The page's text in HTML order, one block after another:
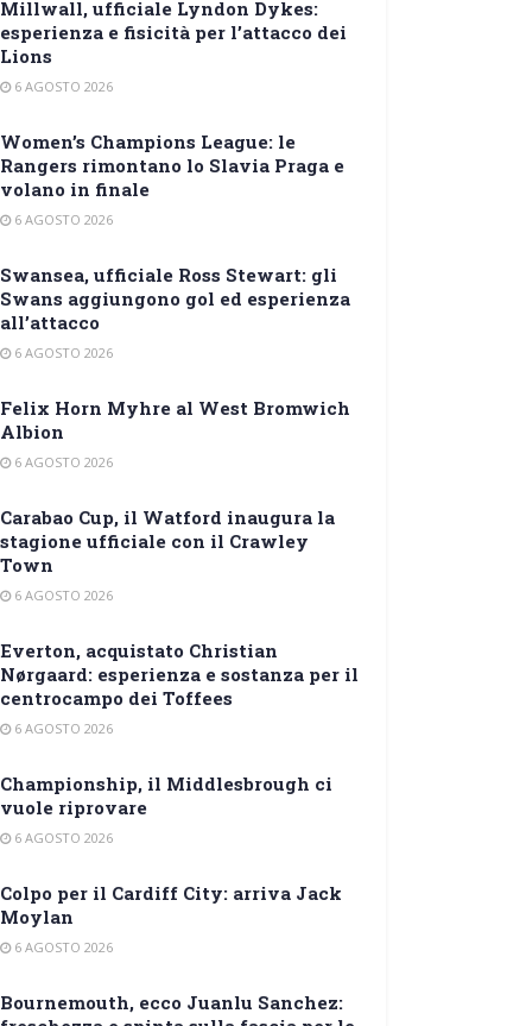
Millwall, ufficiale Lyndon Dykes:
esperienza e fisicità per l’attacco dei
Lions
6 AGOSTO 2026
Women’s Champions League: le
Rangers rimontano lo Slavia Praga e
volano in finale
6 AGOSTO 2026
Swansea, ufficiale Ross Stewart: gli
Swans aggiungono gol ed esperienza
all’attacco
6 AGOSTO 2026
Felix Horn Myhre al West Bromwich
Albion
6 AGOSTO 2026
Carabao Cup, il Watford inaugura la
stagione ufficiale con il Crawley
Town
6 AGOSTO 2026
Everton, acquistato Christian
Nørgaard: esperienza e sostanza per il
centrocampo dei Toffees
6 AGOSTO 2026
Championship, il Middlesbrough ci
vuole riprovare
6 AGOSTO 2026
Colpo per il Cardiff City: arriva Jack
Moylan
6 AGOSTO 2026
Bournemouth, ecco Juanlu Sanchez: